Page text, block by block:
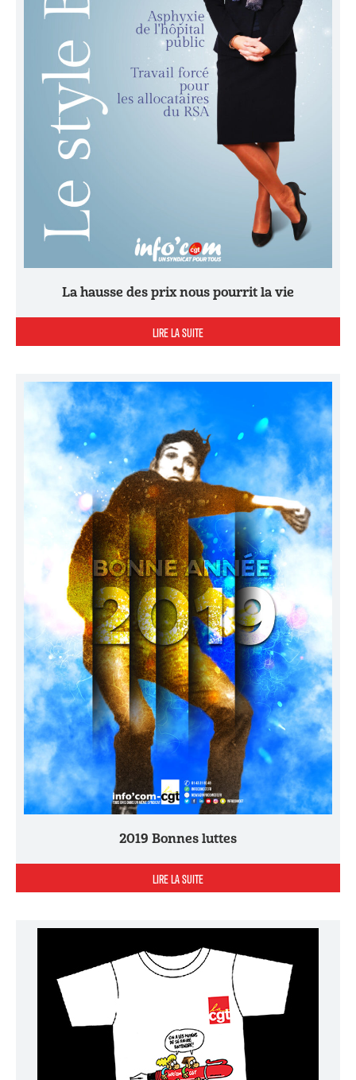
La hausse des prix nous pourrit la vie
LIRE LA SUITE
2019 Bonnes luttes
LIRE LA SUITE